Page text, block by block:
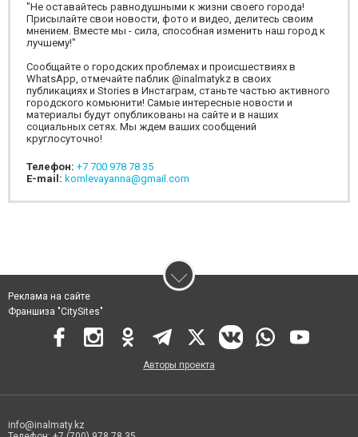
"Не оставайтесь равнодушными к жизни своего города!
Присылайте свои новости, фото и видео, делитесь своим
мнением. Вместе мы - сила, способная изменить наш город к
лучшему!"
Сообщайте о городских проблемах и происшествиях в
WhatsApp, отмечайте паблик @inalmatykz в своих
публикациях и Stories в Инстаграм, станьте частью активного
городского комьюнити! Самые интересные новости и
материалы будут опубликованы на сайте и в наших
социальных сетях. Мы ждем ваших сообщений
круглосуточно!
Телефон: +7 700 978 78 35
E-mail: komlevayanna@gmail.com
Реклама на сайте
Франшиза "CitySites"
Авторы проекта
info@inalmaty.kz